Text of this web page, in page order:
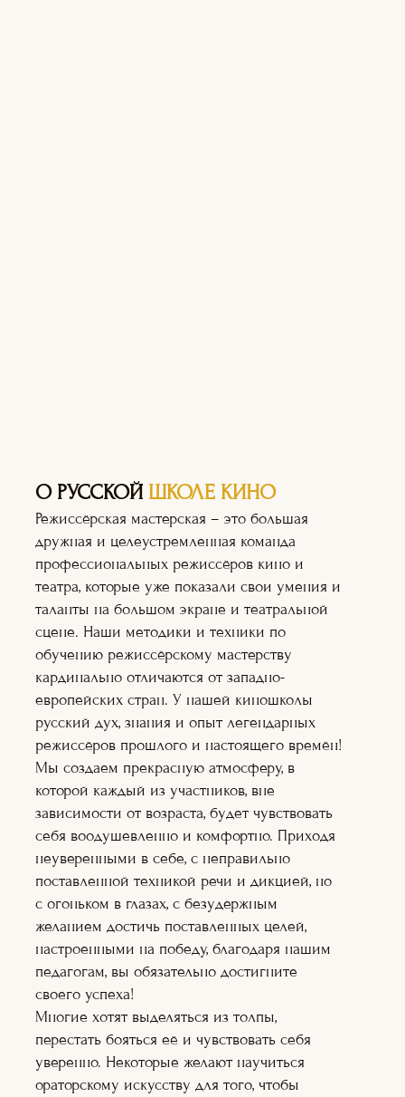
мастерство
Оператор+монт
аж
Режиссура
Художник по
гриму
Теле-
Ораторское
искусство
Кинопроект+съё
Сценарное дело
Видеоблогер
Журналистика
Подробнее
Подробне
е
О РУССКОЙ ШКОЛЕ КИНО
Режиссёрская мастерская – это большая
дружная и целеустремленная команда
профессиональных режиссёров кино и
театра, которые уже показали свои умения и
таланты на большом экране и театральной
сцене. Наши методики и техники по
обучению режиссёрскому мастерству
кардинально отличаются от западно-
европейских стран. У нашей киношколы
русский дух, знания и опыт легендарных
режиссёров прошлого и настоящего времён!
Мы создаем прекрасную атмосферу, в
которой каждый из участников, вне
зависимости от возраста, будет чувствовать
себя воодушевленно и комфортно. Приходя
неуверенными в себе, с неправильно
поставленной техникой речи и дикцией, но
с огоньком в глазах, с безудержным
желанием достичь поставленных целей,
настроенными на победу, благодаря нашим
педагогам, вы обязательно достигните
своего успеха!
Многие хотят выделяться из толпы,
перестать бояться её и чувствовать себя
уверенно. Некоторые желают научиться
ораторскому искусству для того, чтобы